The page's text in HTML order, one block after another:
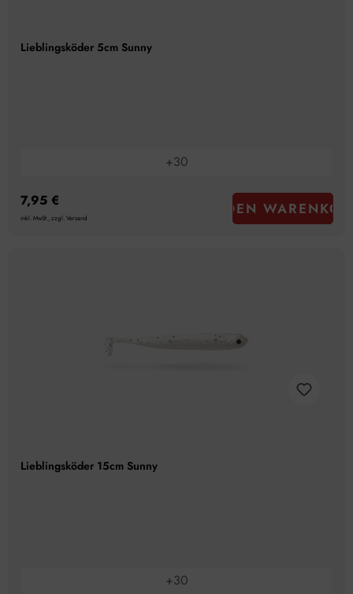
Lieblingsköder 5cm Sunny
+30
7,95 €
inkl. MwSt., zzgl. Versand IN DEN
Lieblingsköder 15cm Sunny
+30